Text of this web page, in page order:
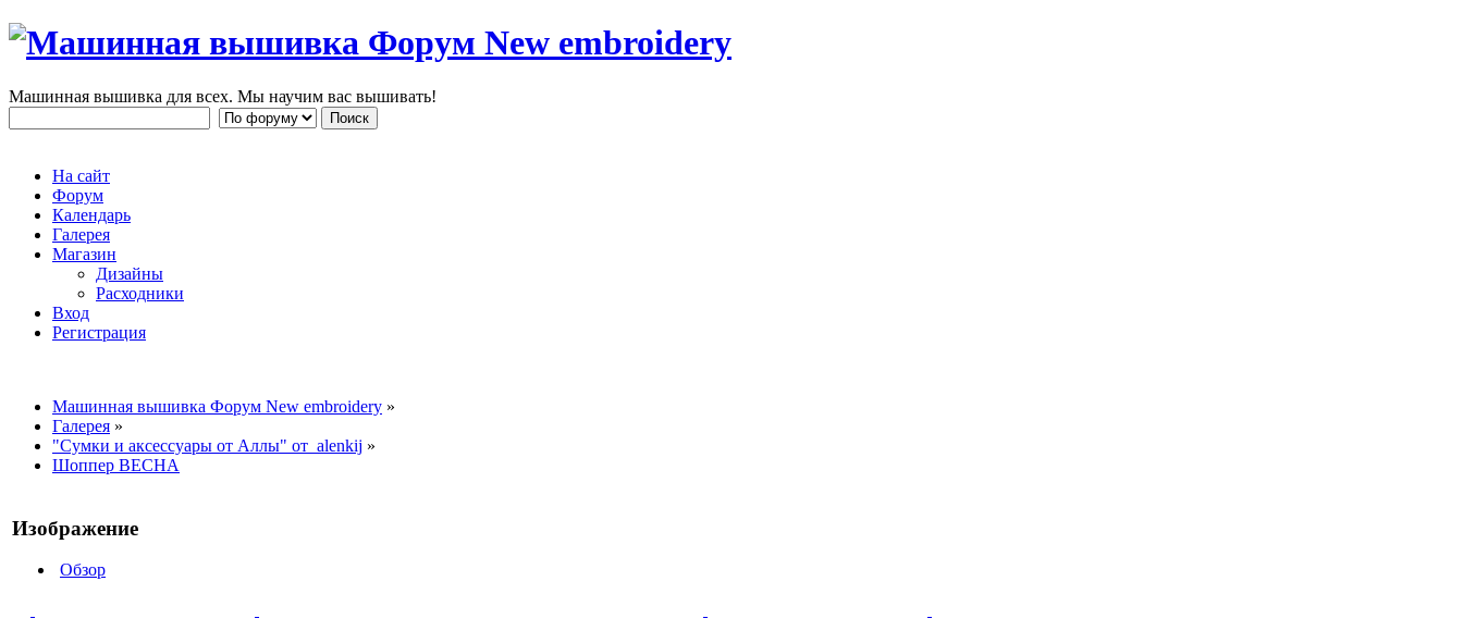
Машинная вышивка для всех. Мы научим вас вышивать!
На сайт
Форум
Календарь
Галерея
Магазин
Дизайны
Расходники
Вход
Регистрация
Машинная вышивка Форум New embroidery »
Галерея »
"Сумки и аксессуары от Аллы" от alenkij »
Шоппер ВЕСНА
Изображение
Обзор